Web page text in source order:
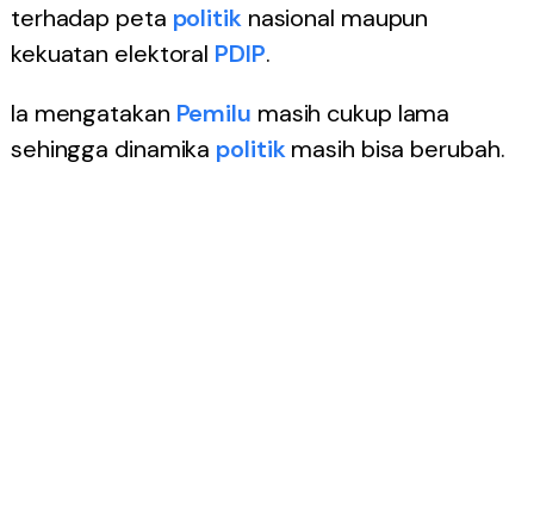
terhadap peta politiknasional maupun
kekuatan elektoral PDIP.
Ia mengatakan Pemilu masih cukup lama
sehingga dinamika politikmasih bisa berubah.